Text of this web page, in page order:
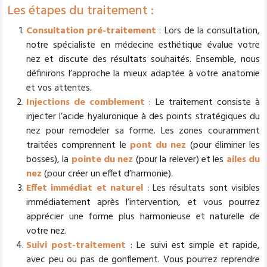
Les étapes du traitement :
Consultation pré-traitement : Lors de la consultation,
notre spécialiste en médecine esthétique évalue votre
nez et discute des résultats souhaités. Ensemble, nous
définirons l’approche la mieux adaptée à votre anatomie
et vos attentes.
Injections de comblement : Le traitement consiste à
injecter l’acide hyaluronique à des points stratégiques du
nez pour remodeler sa forme. Les zones couramment
traitées comprennent le pont du nez (pour éliminer les
bosses), la pointe du nez (pour la relever) et les ailes du
nez(pour créer un effet d’harmonie).
Effet immédiat et naturel : Les résultats sont visibles
immédiatement après l’intervention, et vous pourrez
apprécier une forme plus harmonieuse et naturelle de
votre nez.
Suivi post-traitement : Le suivi est simple et rapide,
avec peu ou pas de gonflement. Vous pourrez reprendre